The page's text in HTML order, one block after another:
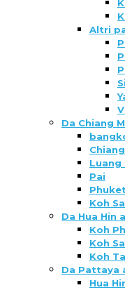
Altri
Da Chiang
Luang
Pai
Phuket
Koh
Da Hua Hin
Koh
Koh
Koh
Da Pattaya
Hua